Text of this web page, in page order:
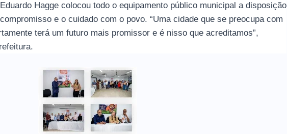
Hagge colocou todo o equipamento público municipal a disposição
e o cuidado com o povo. “Uma cidade que se preocupa com
terá um futuro mais promissor e é nisso que acreditamos”,